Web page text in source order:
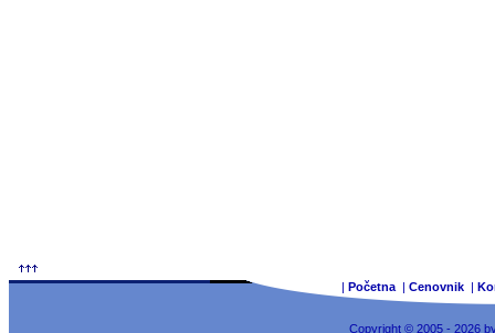
| Početna | Cenovnik |
Copyright © 2005 - 2026